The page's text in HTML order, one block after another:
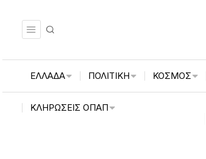
ΕΛΛΑΔΑ ΠΟΛΙΤΙΚΗ ΚΟΣΜΟΣ
ΚΛΗΡΏΣΕΙΣ ΟΠΑΠ